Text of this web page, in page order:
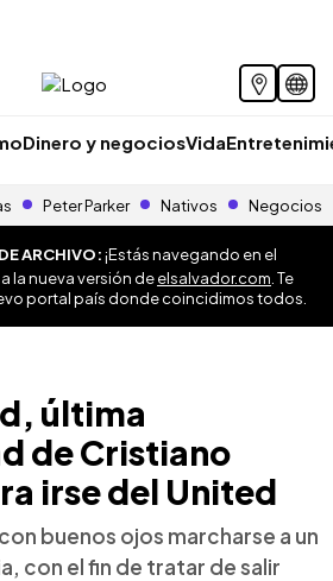
Dinero y negociosVida
Peter Parker Nativos Negocios
ARCHIVO:¡Estás navegando en el
la nueva versión deelsalvador.com . Te
portal país donde coincidimos todos.
última
de Cristiano
irse del United
buenos ojos marcharse a un
con el fin de tratar de salir